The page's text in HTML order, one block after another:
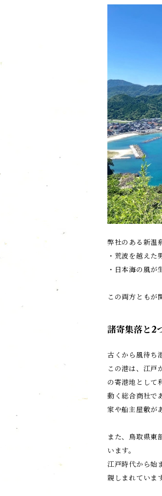
弊社のある新温
・荒波を越え
・日本海の風が
この両方ともが
諸寄集落と2
古くから風待ち
この港は、江戸
の寄港地として
動く総合商社で
家や船主屋敷が
また、鳥取県東
います。
江戸時代から始
親しまれています